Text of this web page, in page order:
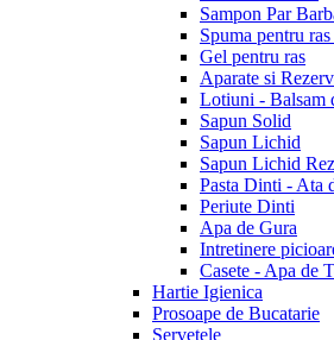
Sampon Par
Spuma pentru
Gel pentru ras
Aparate si
Lotiuni - Balsam
Sapun Solid
Sapun Lichid
Sapun Lichid
Pasta Dinti - Ata
Periute Dinti
Apa de Gura
Intretinere
Casete - Apa de
Hartie Igienica
Prosoape de Bucatarie
Servetele